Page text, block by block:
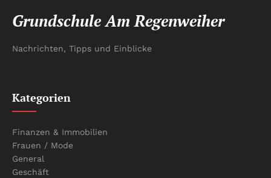
Grundschule Am Regenweiher
Nachrichten, Tipps und Einblicke
Kategorien
Finanzen & Immobilien
Frauen / Mode
General
Geschäft